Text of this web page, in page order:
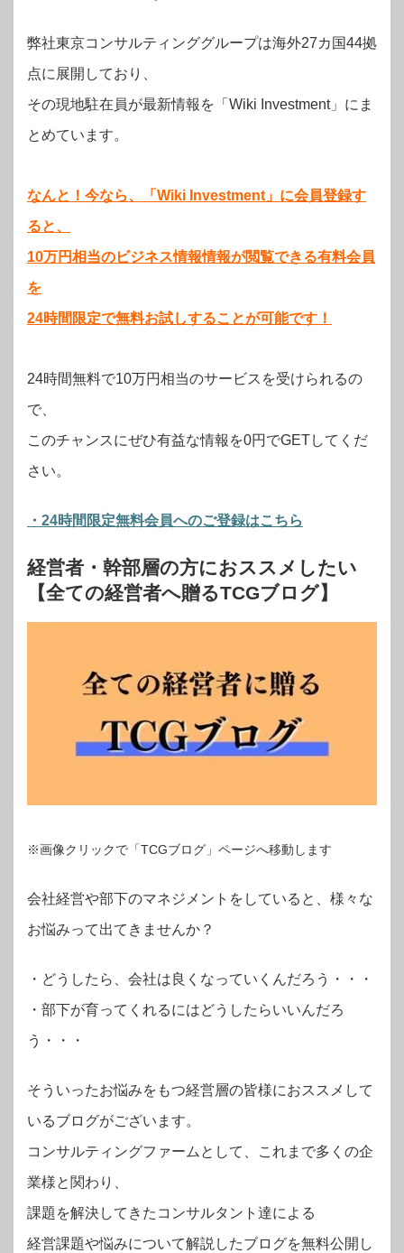
弊社東京コンサルティンググループは海外27カ国44拠
点に展開しており、
その現地駐在員が最新情報を「Wiki Investment」にま
とめています。
なんと！今なら、「Wiki Investment」に会員登録す
ると、
10万円相当のビジネス情報情報が閲覧できる有料会員
を
24時間限定で無料お試しすることが可能です！
24時間無料で10万円相当のサービスを受けられるの
で、
このチャンスにぜひ有益な情報を0円でGETしてくだ
さい。
・24時間限定無料会員へのご登録はこちら
経営者・幹部層の方におススメしたい
【全ての経営者へ贈るTCGブログ】
※画像クリックで「TCGブログ」ページへ移動します
会社経営や部下のマネジメントをしていると、様々な
お悩みって出てきませんか？
・ どうしたら、会社は良くなっていくんだろう・・・
・部下が育ってくれるにはどうしたらいいんだろ
う・・・
そういったお悩みをもつ経営層の皆様におススメして
いるブログがございます。
コンサルティングファームとして、これまで多くの企
業様と関わり、
課題を解決してきたコンサルタント達による
経営課題や悩みについて解説したブログを無料公開し